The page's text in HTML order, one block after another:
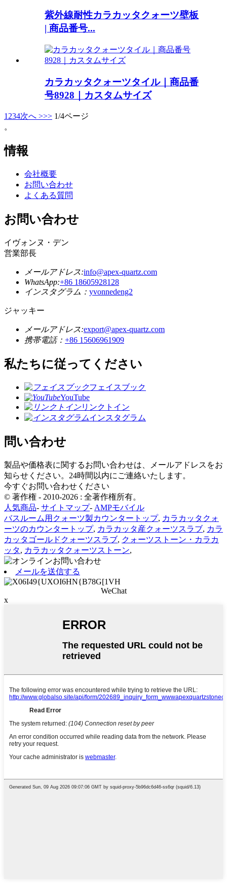
紫外線耐性カラカッタクォーツ壁板
| 商品番号...
カラカッタクォーツタイル｜商品番
号8928｜カスタムサイズ
1234次へ >>> 1/4ページ
。
情報
会社概要
お問い合わせ
よくある質問
お問い合わせ
イヴォンヌ・デン
営業部長
メールアドレス:info@apex-quartz.com
WhatsApp:+86 18605928128
インスタグラム： yvonnedeng2
ジャッキー
メールアドレス:export@apex-quartz.com
携帯電話： +86 15606961909
私たちに従ってください
フェイスブック
YouTube
リンクトイン
インスタグラム
問い合わせ
製品や価格表に関するお問い合わせは、メールアドレスをお
知らせください。24時間以内にご連絡いたします。
今すぐお問い合わせください
© 著作権 - 2010-2026 : 全著作権所有。
人気商品- サイトマップ- AMPモバイル
バスルーム用クォーツ製カウンタートップ, カラカッタクォ
ーツのカウンタートップ, カラカッタ産クォーツスラブ, カラ
カッタゴールドクォーツスラブ, クォーツストーン・カラカ
ッタ, カラカッタクォーツストーン,
メールを送信する
WeChat
x